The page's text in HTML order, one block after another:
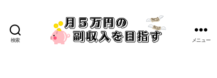
検索 メニュー